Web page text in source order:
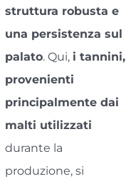
struttura robusta e
una persistenza sul
palato. Qui, i tannini,
provenienti
principalmente dai
malti utilizzati
durante la
produzione, si